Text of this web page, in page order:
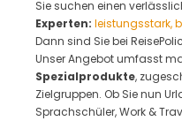
Sie suchen einen
Experten: leistungsstark,
Dann sind Sie bei
Unser Angebot umfasst
Spezialprodukte,
Zielgruppen. Ob Sie nun
Sprachschüler, Work &